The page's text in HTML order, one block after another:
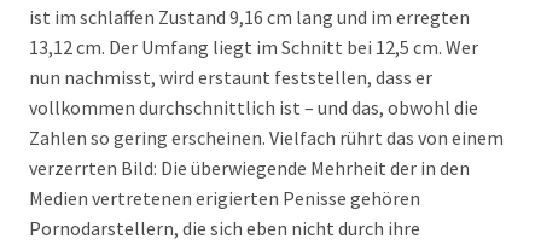
ist im schlaffen Zustand 9,16 cm lang und im erregten
13,12 cm. Der Umfang liegt im Schnitt bei 12,5 cm. Wer
nun nachmisst, wird erstaunt feststellen, dass er
vollkommen durchschnittlich ist – und das, obwohl die
Zahlen so gering erscheinen. Vielfach rührt das von einem
verzerrten Bild: Die überwiegende Mehrheit der in den
Medien vertretenen erigierten Penisse gehören
Pornodarstellern, die sich eben nicht durch ihre